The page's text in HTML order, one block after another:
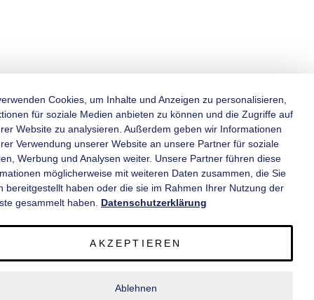
KATEGORIEN
INFORMATIONEN
Cookies, um Inhalte und Anzeigen zu personalisieren,
für soziale Medien anbieten zu können und die Zugriffe auf
Website zu analysieren. Außerdem geben wir Informationen
Verwendung unserer Website an unsere Partner für soziale
Werbung und Analysen weiter. Unsere Partner führen diese
möglicherweise mit weiteren Daten zusammen, die Sie
bereitgestellt haben oder die sie im Rahmen Ihrer Nutzung der
gesammelt haben. Datenschutzerklärung
AKZEPTIEREN
Ablehnen